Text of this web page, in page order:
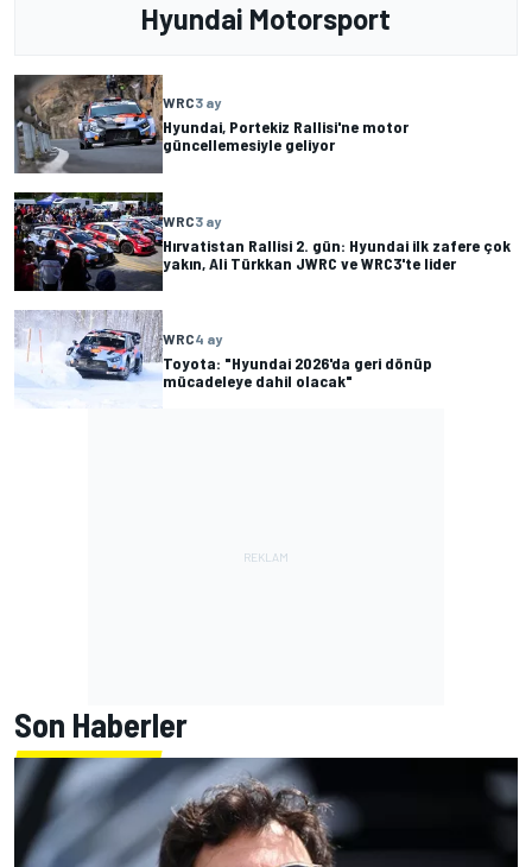
Hyundai Motorsport
WRC3 ay
Hyundai, Portekiz Rallisi'ne motor
güncellemesiyle geliyor
WRC3 ay
Hırvatistan Rallisi 2. gün: Hyundai ilk zafere çok
yakın, Ali Türkkan JWRC ve WRC3'te lider
WRC4 ay
Toyota: "Hyundai 2026'da geri dönüp
mücadeleye dahil olacak"
Son Haberler